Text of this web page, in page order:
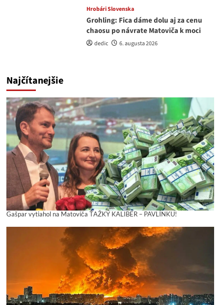
Hrobári Slovenska
Grohling: Fica dáme dolu aj za cenu
chaosu po návrate Matoviča k moci
dedic 6. augusta 2026
Najčítanejšie
Gašpar vytiahol na Matoviča ŤAŽKÝ KALIBER – PAVLÍNKU!